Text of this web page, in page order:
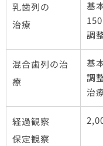
乳歯列の
治療
基
調
混合歯列の治
療
基
調
治
経過観察
保定観察